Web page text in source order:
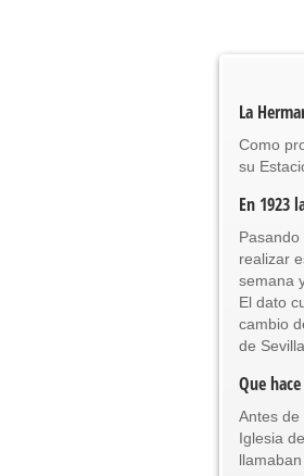
La
Como
su
En 1923
realizar
semana
El dato
cambio
de Sevilla.
Que
Antes
Iglesia